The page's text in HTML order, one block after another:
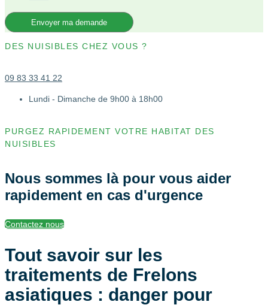
Envoyer ma demande
DES NUISIBLES CHEZ VOUS ?
09 83 33 41 22
Lundi - Dimanche de 9h00 à 18h00
PURGEZ RAPIDEMENT VOTRE HABITAT DES
NUISIBLES
Nous sommes là pour vous aider
rapidement en cas d'urgence
Contactez nous
Tout savoir sur les
traitements de Frelons
asiatiques : danger pour